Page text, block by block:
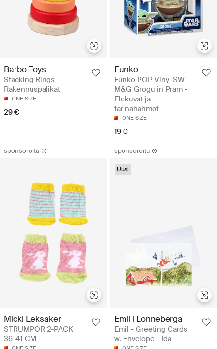
Barbo Toys
Stacking Rings -
Rakennuspalikat
ONE SIZE
29 €
Funko
Funko POP Vinyl SW
M&G Grogu in Pram -
Elokuvat ja
tarinahahmot
ONE SIZE
19 €
sponsoroitu
Micki Leksaker
STRUMPOR 2-PACK
36-41 CM
sponsoroitu
Uusi
Emil i Lönneberga
Emil - Greeting Cards
w. Envelope - Ida